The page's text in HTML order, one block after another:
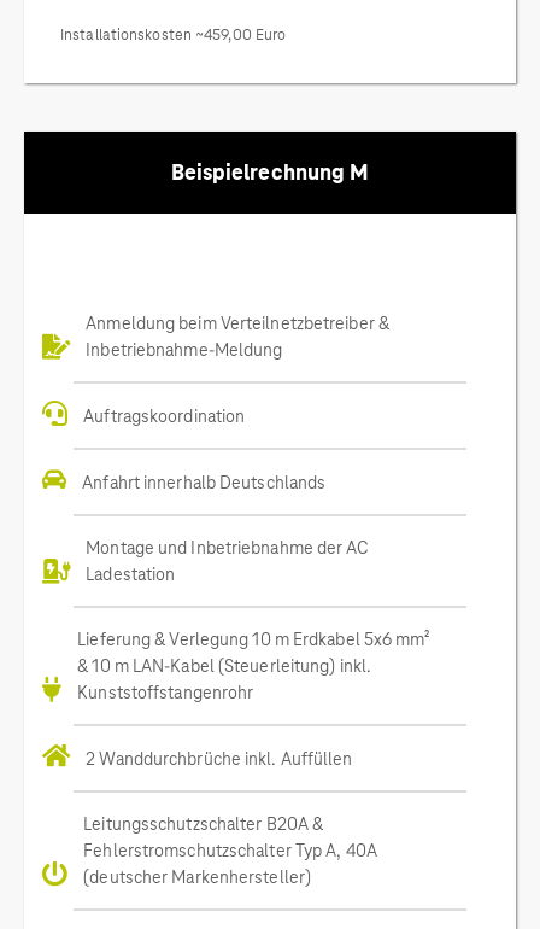
Installationskosten ~459,00 Euro
Beispielrechnung M
Anmeldung beim Verteilnetzbetreiber &
Inbetriebnahme-Meldung
Auftragskoordination
Anfahrt innerhalb Deutschlands
Montage und Inbetriebnahme der AC
Ladestation
Lieferung & Verlegung 10 m Erdkabel 5x6 mm²
& 10 m LAN-Kabel (Steuerleitung) inkl.
Kunststoffstangenrohr
2 Wanddurchbrüche inkl. Auffüllen
Leitungsschutzschalter B20A &
Fehlerstromschutzschalter Typ A, 40A
(deutscher Markenhersteller)